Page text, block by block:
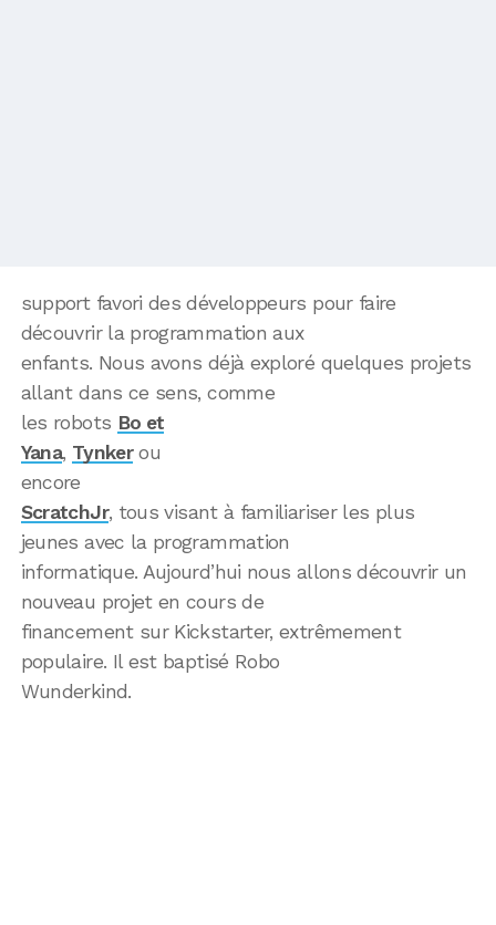
support favori des développeurs pour faire
découvrir la programmation aux
enfants. Nous avons déjà exploré quelques projets
allant dans ce sens, comme
les robots Bo et
Yana, Tynkerou
encore
ScratchJr, tous visant à familiariser les plus
jeunes avec la programmation
informatique. Aujourd’hui nous allons découvrir un
nouveau projet en cours de
financement sur Kickstarter, extrêmement
populaire. Il est baptisé Robo
Wunderkind.